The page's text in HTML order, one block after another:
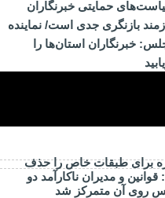
حمایتی خبرنگاران
بازنگری جدی است/ نماینده
خبرنگاران استان‌ها را
برای طبقات خاص را حذف
و مدیران ناکارآمد دو
روی آن متمرکز شد